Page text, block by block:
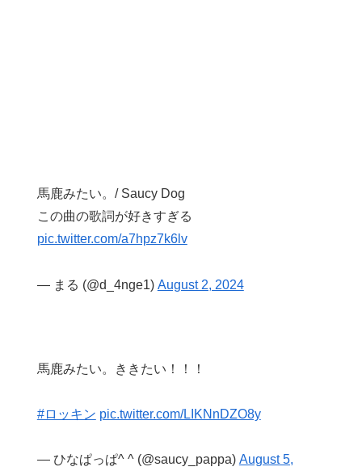
馬鹿みたい。/ Saucy Dog
この曲の歌詞が好きすぎる
pic.twitter.com/a7hpz7k6lv
— まる (@d_4nge1) August 2, 2024
馬鹿みたい。ききたい！！！
#ロッキン pic.twitter.com/LIKNnDZO8y
— ひなぱっぱ^ ^ (@saucy_pappa) August 5,